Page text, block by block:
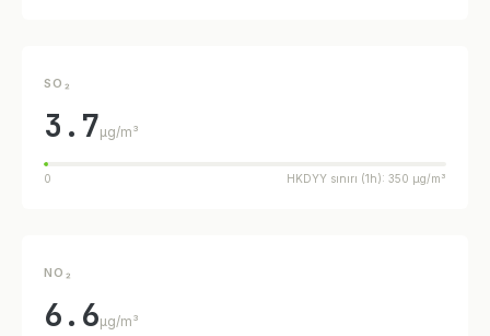
SO₂
3.7µg/m³
0 HKDYY sınırı (1h): 350 µg/m³
NO₂
6.6µg/m³